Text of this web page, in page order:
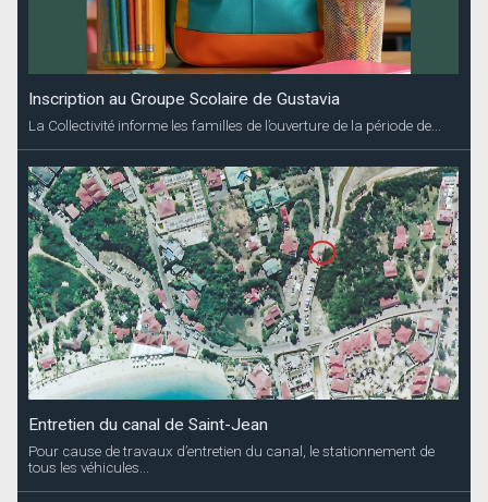
Inscription au Groupe Scolaire de Gustavia
La Collectivité informe les familles de l’ouverture de la période de...
Entretien du canal de Saint-Jean
Pour cause de travaux d’entretien du canal, le stationnement de
tous les véhicules...